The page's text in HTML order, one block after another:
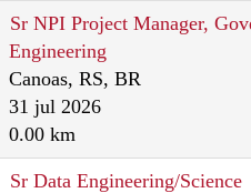
Sr NPI Project Manager,
Engineering
Canoas, RS, BR
31 jul 2026
0.00 km
Sr Data Engineering/Science